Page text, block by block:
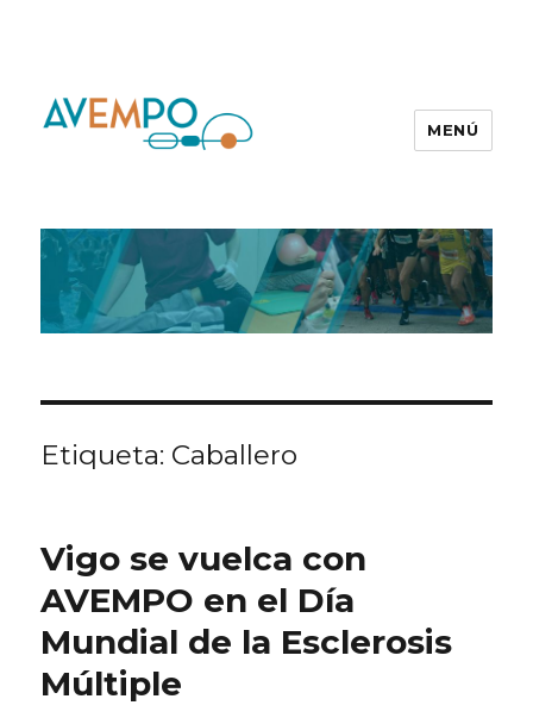
MENÚ
Etiqueta: Caballero
Vigo se vuelca con
AVEMPO en el Día
Mundial de la Esclerosis
Múltiple